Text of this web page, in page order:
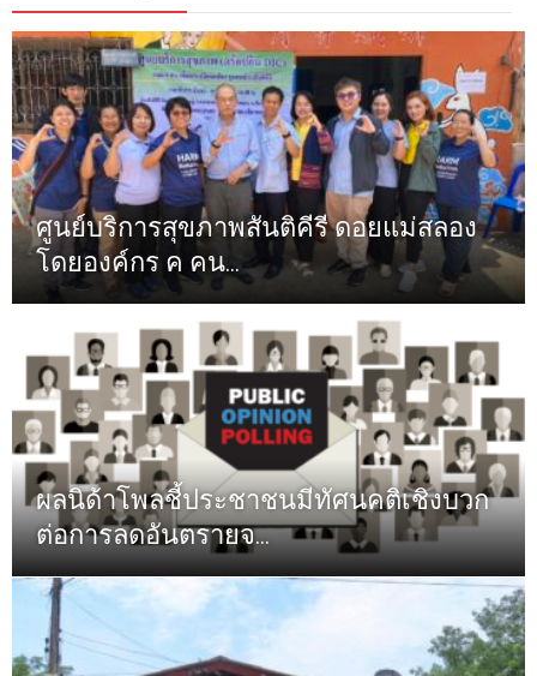
ศูนย์บริการสุขภาพสันติคีรี ดอยแม่สลอง
โดยองค์กร ค คน...
ผลนิด้าโพลชี้ประชาชนมีทัศนคติเชิงบวก
ต่อการลดอันตรายจ...